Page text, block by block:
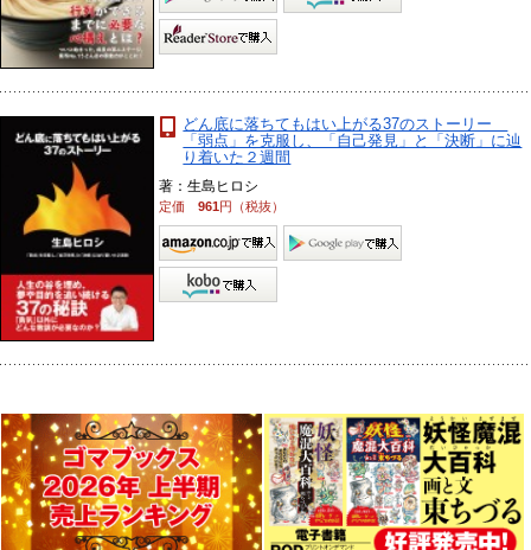
どん底に落ちてもはい上がる37のストーリー
「弱点」を克服し、「自己発見」と「決断」に辿
り着いた２週間
著：生島ヒロシ
定価961円（税抜）